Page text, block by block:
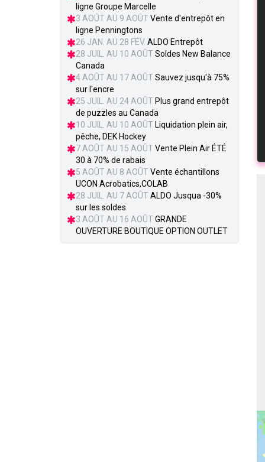
ligne Groupe Marcelle
3 AOÛT AU 9 AOÛT Vente d'entrepôt en
ligne Penningtons
26 JAN. AU 28 FÉV. ALDO Entrepôt
28 JUIL. AU 10 AOÛT Soldes New Balance
Canada
4 AOÛT AU 17 AOÛT Sauvez jusqu'à 75%
sur l'encre
25 JUIL. AU 24 AOÛT Plus grand entrepôt
de puzzles au Canada
10 JUIL. AU 10 AOÛT Liquidation plein air,
pêche, DEK Hockey
7 AOÛT AU 15 AOÛT Vente Plein Air ÉTÉ
30 à 70% de rabais
5 AOÛT AU 8 AOÛT Vente échantillons
UCON Acrobatics,COLAB
28 JUIL. AU 7 AOÛT ALDO Jusqua -30%
sur les soldes
3 AOÛT AU 16 AOÛT GRANDE
OUVERTURE BOUTIQUE OPTION OUTLET